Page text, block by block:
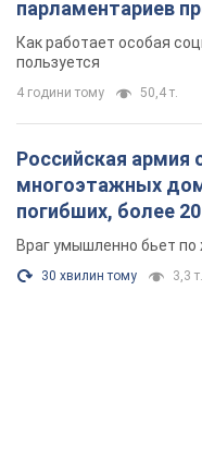
парламентариев
поселился
Как работает особая
пользуется
4 години тому 50,4 т.
Российская армия
многоэтажных
погибших, более
Враг умышленно бьет
30 хвилин тому 3,3 т.